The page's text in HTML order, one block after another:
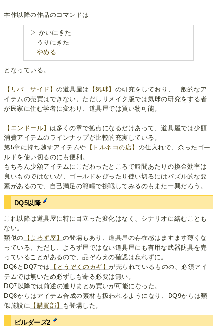
本作以降の作品のコマンドは
▷ かいにきた
うりにきた
やめる
となっている。
【リバーサイド】の道具屋は 【気球】 の研究をしており、一般的なア
イテムの売買はできない。ただしリメイク版では気球の研究をする者
が民家に住む学者に変わり、道具屋では買い物可能。
【エンドール】 は多くの章で拠点になるだけあって、道具屋では少額
消費アイテムのラインナップが比較的充実している。
第5章に持ち越すアイテムや 【トルネコの店】 の仕入れで、余ったゴー
ルドを使い切るのにも便利。
もちろん少額アイテムにこだわったところで時間あたりの換金効率は
良いものではないが、ゴールドをぴったり使い切るにはパズル的な要
素があるので、自己満足の範疇で挑戦してみるのもまた一興だろう。
DQ5以降
これ以降は道具屋に特に目立った変化はなく、シナリオに絡むことも
ない。
類似の 【よろず屋】 の登場もあり、道具屋の存在感はますます薄くな
っている。ただし、よろず屋ではない道具屋にも有用な武器防具を売
っていることがあるので、品ぞろえの確認は忘れずに。
DQ6とDQ7では
【とうぞくのカギ】が売られているものの、必須アイ
テムでは無いため必ずしも寄る必要は無い。
DQ7以降では前述の通りまとめ買いが可能になった。
DQ8からはアイテム合成の素材も扱われるようになり、DQ9からは類
似施設に 【購買部】 も登場した。
ビルダーズ2